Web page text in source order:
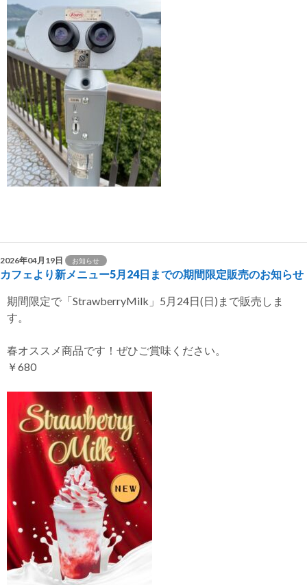
2026年04月19日 お知らせ
カフェより新メニュー5月24日までの期間限定販売のお知らせ
期間限定で「StrawberryMilk」5月24日(日)まで販売しま
す。
春オススメ商品です！ぜひご賞味ください。
￥680